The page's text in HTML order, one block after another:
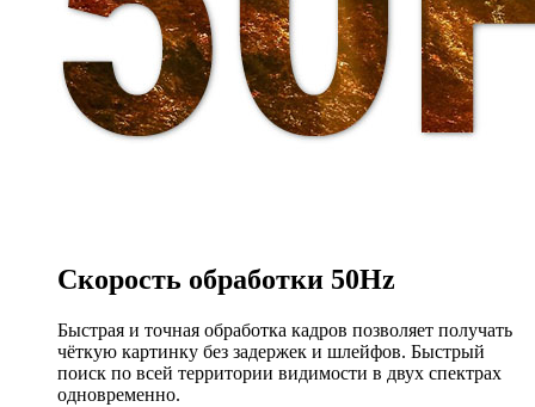
Скорость обработки 50Hz
Быстрая и точная обработка кадров позволяет получать
чёткую картинку без задержек и шлейфов. Быстрый
поиск по всей территории видимости в двух спектрах
одновременно.